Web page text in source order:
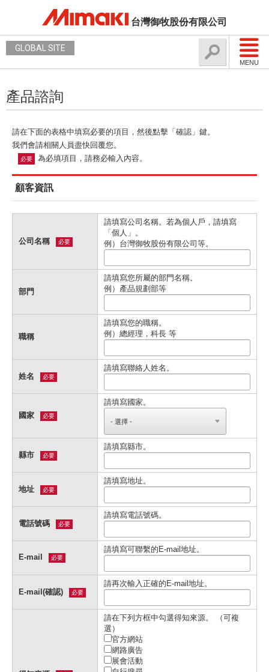
台灣御牧股份有限公司
MENU
GLOBAL SITE
產品諮詢
請在下面的表格中填寫必要的項目，然後點擊「確認」鍵。
我們會請相關人員盡快回覆您。
必要 為必填項目，請務必輸入內容。
顧客資訊
公司名稱 必要
請填寫公司名稱。若為個人戶，請填寫
「個人」。
例）台灣御牧股份有限公司等。
部門
請填寫您所屬的部門名稱。
例）產品規劃部等
職稱
請填寫您的職稱。
例）總經理，科長 等
姓名 必要
請填寫聯絡人姓名。
國家 必要
請填寫國家。
縣市 必要
請填寫縣市。
地址 必要
請填寫地址。
電話號碼 必要
請填寫電話號碼。
E-mail 必要
請填寫可聯繫的E-mail地址。
E-mail(確認) 必要
請再次輸入正確的E-mail地址。
請在下列⽅框中勾選得知來源。 （可複
選）
官⽅網站
網路廣告
展會活動